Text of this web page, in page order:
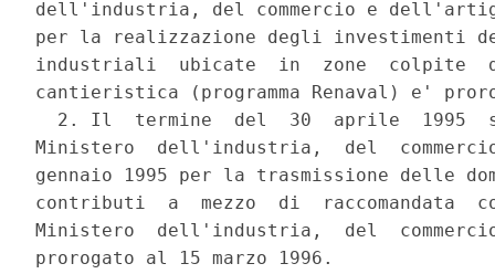
dell'industria, del commercio e
per la realizzazione degli investimenti
industriali  ubicate  in  zone  colpite
cantieristica (programma Renaval) e'
2. Il  termine  del  30  aprile  1995
Ministero  dell'industria,  del
gennaio 1995 per la trasmissione delle
contributi  a  mezzo  di  raccomandata
Ministero  dell'industria,  del
prorogato al 15 marzo 1996.